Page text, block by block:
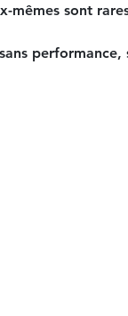
mêmes sont
performance,